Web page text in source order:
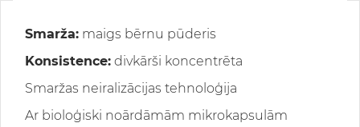
Smarža: maigs bērnu pūderis
Konsistence: divkārši koncentrēta
Smaržas neiralizācijas tehnoloģija
Ar bioloģiski noārdāmām mikrokapsulām